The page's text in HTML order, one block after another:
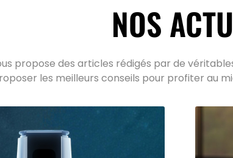
NOS
propose des articles rédigés par de
les meilleurs conseils pour profiter au